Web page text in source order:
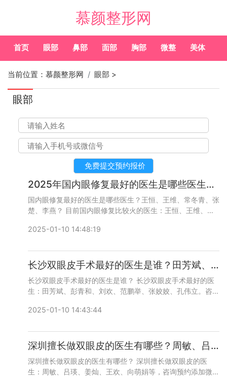
慕颜整形网
首页 眼部 鼻部 面部 胸部 微整 美体
当前位置： 慕颜整形网 眼部 >
眼部
2025年国内眼修复最好的医生是哪些医生？王恒、王维、常冬青、张楚、李燕？
国内眼修复最好的医生是哪些医生？王恒、王维、常冬青、张
楚、李燕？ 目前国内眼修复比较火的医生：王恒、王维、常
等，双眼皮修复案例很多，咨询预约添加微信号：
2025-01-10 14:48:19
长沙双眼皮手术最好的医生是谁？田芳斌、彭青和、刘欢、范鹏举、张姣姣、孔伟立
长沙双眼皮手术最好的医生是谁？ 长沙双眼皮手术最好的医
生：田芳斌、彭青和、刘欢、范鹏举、张姣姣、孔伟立。咨询
6769，详细沟通。
2025-01-10 14:43:44
深圳擅长做双眼皮的医生有哪些？周敏、吕瑛、姜灿、王欢、向萌娟谁好？
深圳擅长做双眼皮的医生有哪些？ 深圳擅长做双眼皮的医
生：周敏、吕瑛、姜灿、王欢、向萌娟等，咨询预约添加微信